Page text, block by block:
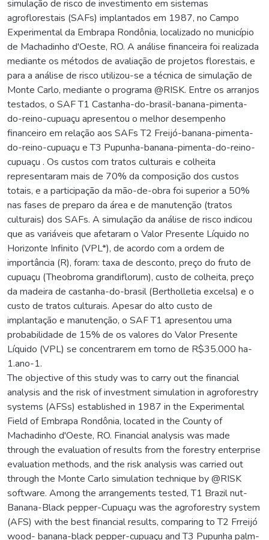
simulação de risco de investimento em sistemas
agroflorestais (SAFs) implantados em 1987, no Campo
Experimental da Embrapa Rondônia, localizado no município
de Machadinho d'Oeste, RO. A análise financeira foi realizada
mediante os métodos de avaliação de projetos florestais, e
para a análise de risco utilizou-se a técnica de simulação de
Monte Carlo, mediante o programa @RISK. Entre os arranjos
testados, o SAF T1 Castanha-do-brasil-banana-pimenta-
do-reino-cupuaçu apresentou o melhor desempenho
financeiro em relação aos SAFs T2 Freijó-banana-pimenta-
do-reino-cupuaçu e T3 Pupunha-banana-pimenta-do-reino-
cupuaçu . Os custos com tratos culturais e colheita
representaram mais de 70% da composição dos custos
totais, e a participação da mão-de-obra foi superior a 50%
nas fases de preparo da área e de manutenção (tratos
culturais) dos SAFs. A simulação da análise de risco indicou
que as variáveis que afetaram o Valor Presente Líquido no
Horizonte Infinito (VPL*), de acordo com a ordem de
importância (R), foram: taxa de desconto, preço do fruto de
cupuaçu (Theobroma grandiflorum), custo de colheita, preço
da madeira de castanha-do-brasil (Bertholletia excelsa) e o
custo de tratos culturais. Apesar do alto custo de
implantação e manutenção, o SAF T1 apresentou uma
probabilidade de 15% de os valores do Valor Presente
Líquido (VPL) se concentrarem em torno de R$35.000 ha-
1.ano-1.
The objective of this study was to carry out the financial
analysis and the risk of investment simulation in agroforestry
systems (AFSs) established in 1987 in the Experimental
Field of Embrapa Rondônia, located in the County of
Machadinho d'Oeste, RO. Financial analysis was made
through the evaluation of results from the forestry enterprise
evaluation methods, and the risk analysis was carried out
through the Monte Carlo simulation technique by @RISK
software. Among the arrangements tested, T1 Brazil nut-
Banana-Black pepper-Cupuaçu was the agroforestry system
(AFS) with the best financial results, comparing to T2 Frreijó
wood- banana-black pepper-cupuaçu and T3 Pupunha palm-